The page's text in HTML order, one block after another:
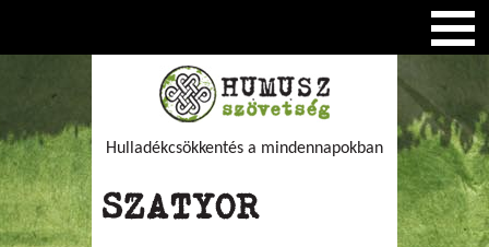
Hulladékcsökkentés a mindennapokban
SZATYOR